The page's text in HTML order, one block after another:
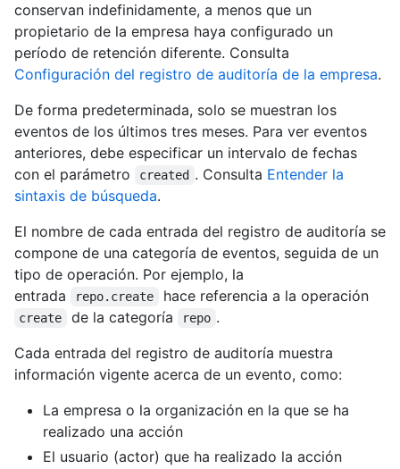
conservan indefinidamente, a menos que un
propietario de la empresa haya configurado un
período de retención diferente. Consulta
Configuración del registro de auditoría de la empresa.
De forma predeterminada, solo se muestran los
eventos de los últimos tres meses. Para ver eventos
anteriores, debe especificar un intervalo de fechas
con el parámetro
created . Consulta Entender la
sintaxis de búsqueda.
El nombre de cada entrada del registro de auditoría se
compone de una categoría de eventos, seguida de un
tipo de operación. Por ejemplo, la
entrada
repo.create hace referencia a la operación
create de la categoría repo .
Cada entrada del registro de auditoría muestra
información vigente acerca de un evento, como:
La empresa o la organización en la que se ha
realizado una acción
El usuario (actor) que ha realizado la acción